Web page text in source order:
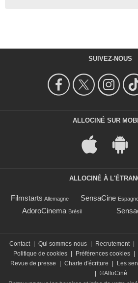
SUIVEZ-NOUS
ALLOCINÉ SUR
ALLOCINÉ À
Filmstarts Allemagne SensaCine
AdoroCinema Brésil
Contact | Qui sommes-nous | Recrutement |
Politique de cookies | Préférences cookies |
Revue de presse
| Charte d'écriture | Les
| ©AlloCiné